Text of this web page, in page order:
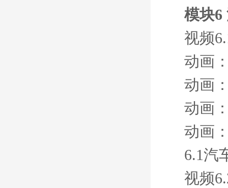
模块6
视频
动画
动画
动画
动画
6.1汽
视频